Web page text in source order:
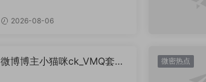
2026-08-06
微博博主小猫咪ck_VMQ套
微密热点